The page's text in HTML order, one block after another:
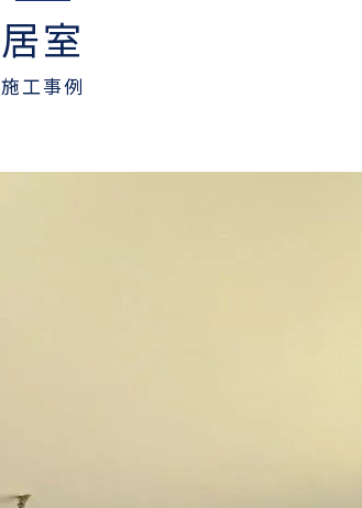
施工事例
居室